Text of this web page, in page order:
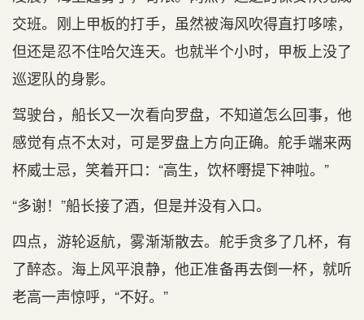
交班。刚上甲板的打手，虽然被海风吹得直打哆嗦，
但还是忍不住哈欠连天。也就半个小时，甲板上没了
巡逻队的身影。
驾驶台，船长又一次看向罗盘，不知道怎么回事，他
感觉有点不太对，可是罗盘上方向正确。舵手端来两
杯威士忌，笑着开口：“高生，饮杯嘢提下神啦。”
“多谢！”船长接了酒，但是并没有入口。
四点，游轮返航，雾渐渐散去。舵手贪多了几杯，有
了醉态。海上风平浪静，他正准备再去倒一杯，就听
老高一声惊呼，“不好。”